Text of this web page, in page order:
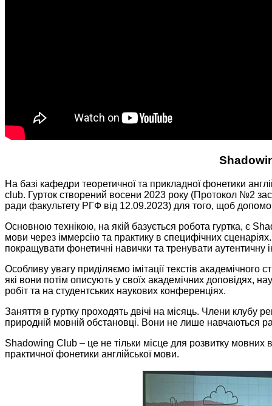
На базі кафедри теоретичної та прикладної фонетики
club. Гурток створений восени 2023 року (Протокол №2
ради факультету РГФ від 12.09.2023) для того, щоб
Основною технікою, на якій базується робота гуртка, є
мови через іммерсію та практику в специфічних
покращувати фонетичні навички та тренувати аутентичну
Особливу увагу приділяємо імітації текстів
які вони потім описують у своїх академічних доповідях,
робіт та на студентських наукових конференціях.
Заняття в гуртку проходять двічі на місяць. Члени клубу
природній мовній обстановці. Вони не лише навчаються
Shadowing Club – це не тільки місце для розвитку мовних
практичної фонетики англійської мови.